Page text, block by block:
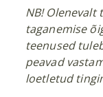
NB!
taganemise
teenused
peavad
loetletud